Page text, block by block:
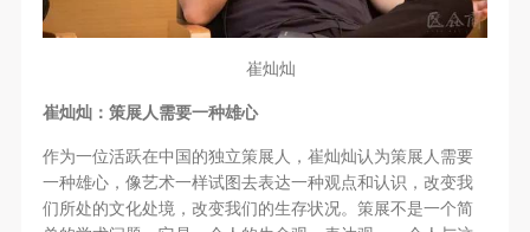
崔灿灿
崔灿灿：策展人需要一种雄心
作为一位活跃在中国的独立策展人，崔灿灿认为策展人需要
一种雄心，像艺术一样试图去表达一种观点和认识，改变我
们所处的文化处境，改变我们的生存状况。策展不是一个简
应的责任与损失，应由参与活动者根据相应的法律条
第六条
参与活动者在参与活动时应当在美术馆工作人员及活
动导师、教师指导下进行，并正确的使用活动中所涉
及到的绘画工具、创作材料及配套设备、设施，若参
应的责任与损失，应由参与活动者根据相应的法律条
第六条
参与活动者在参与活动时应当在美术馆工作人员及活
动导师、教师指导下进行，并正确的使用活动中所涉
及到的绘画工具、创作材料及配套设备、设施，若参
应的责任与损失，应由参与活动者根据相应的法律条
第六条
参与活动者在参与活动时应当在美术馆工作人员及活
动导师、教师指导下进行，并正确的使用活动中所涉
及到的绘画工具、创作材料及配套设备、设施，若参